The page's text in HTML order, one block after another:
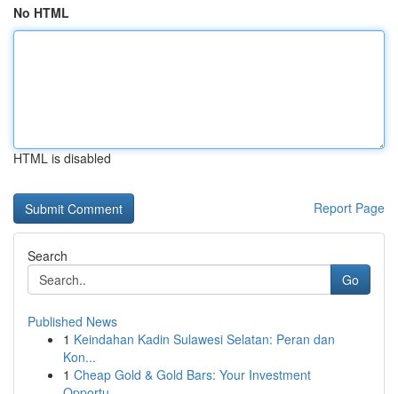
No HTML
HTML is disabled
Report Page
Search
Go
Published News
1 Keindahan Kadin Sulawesi Selatan: Peran dan
Kon...
1 Cheap Gold & Gold Bars: Your Investment